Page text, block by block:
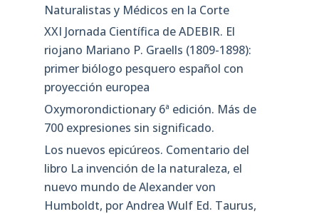
Naturalistas y Médicos en la Corte
XXI Jornada Científica de ADEBIR. El
riojano Mariano P. Graells (1809-1898):
primer biólogo pesquero español con
proyección europea
Oxymorondictionary 6ª edición. Más de
700 expresiones sin significado.
Los nuevos epicúreos. Comentario del
libro La invención de la naturaleza, el
nuevo mundo de Alexander von
Humboldt, por Andrea Wulf Ed. Taurus,